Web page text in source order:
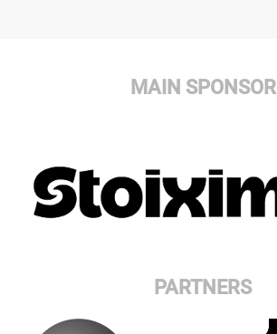
MAIN SPONSOR
PARTNERS